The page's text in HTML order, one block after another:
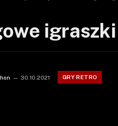
30.10.2021 GRY RETRO